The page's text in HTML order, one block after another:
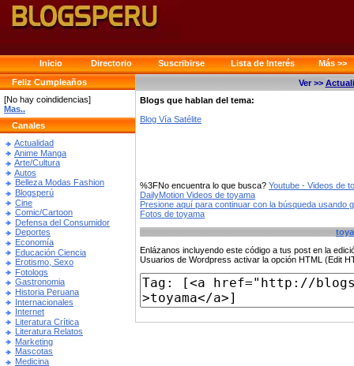
Inicio Directorio Suscribirse Lista de Interés
Más >>
Feliz Cumpleaños
[No hay coindidencias]
Mas..
Canales
Actualidad
Anime Manga
Arte/Cultura
Autos
Belleza Modas Fashion
Blogsperú
Cine
Comic/Cartoon
Defensa del Consumidor
Deportes
Economía
Educación Ciencia
Erotismo, Sexo
Fotologs
Gastronomia
Historia Peruana
Internacionales
Internet
Literatura Crítica
Literatura Relatos
Marketing
Mascotas
Medicina
Ver >>
Blogs que hablan del tema:
Blog Vía Satélite
%3FNo encuentra lo que busca? Youtube - Videos de
DailyMotion Videos de toyama
Presione aquí para continuar con la búsqueda usando
Fotos de toyama
Enlázanos incluyendo este código a tus post en la
Usuarios de Wordpress activar la opción HTML (Edit